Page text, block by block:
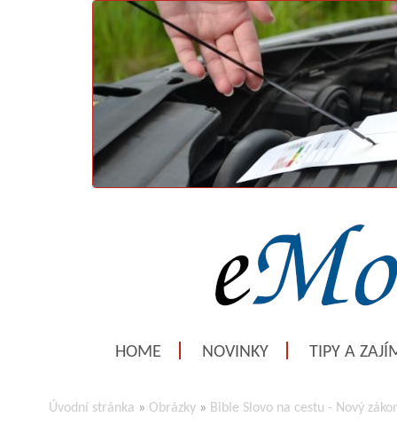
HOME NOVINKY TIPY A
Úvodní stránka » Obrázky » Bible Slovo na cestu - Nový